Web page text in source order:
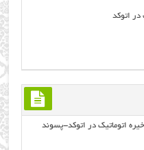
اتوکد
اتوماتیک در اتوکد-پسوند